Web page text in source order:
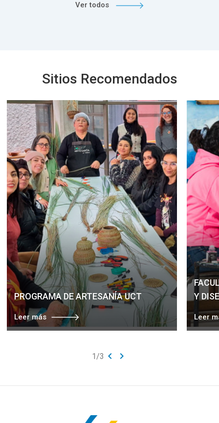
Ver todos
Sitios Recomendados
PROGRAMA DE ARTESANÍA UCT
Leer más
Y
Leer
1 /3 keyboard_arrow_left keyboard_arrow_right